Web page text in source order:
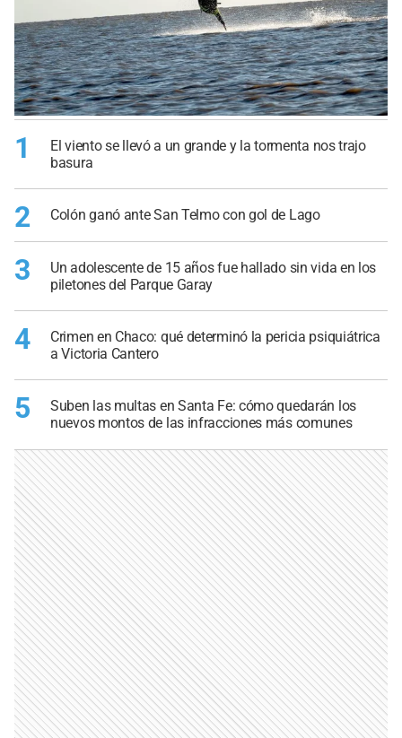
1
El viento se llevó a un grande y la tormenta nos trajo
basura
2 Colón ganó ante San Telmo con gol de Lago
3
Un adolescente de 15 años fue hallado sin vida en los
piletones del Parque Garay
4
Crimen en Chaco: qué determinó la pericia psiquiátrica
a Victoria Cantero
5
Suben las multas en Santa Fe: cómo quedarán los
nuevos montos de las infracciones más comunes